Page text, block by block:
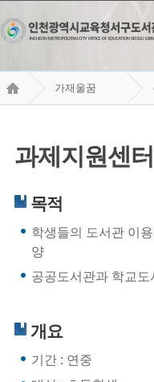
가재울꿈
과제지원센
목적
학생들의 도서관 이
양
공공도서관과 학교
개요
기간 : 연중